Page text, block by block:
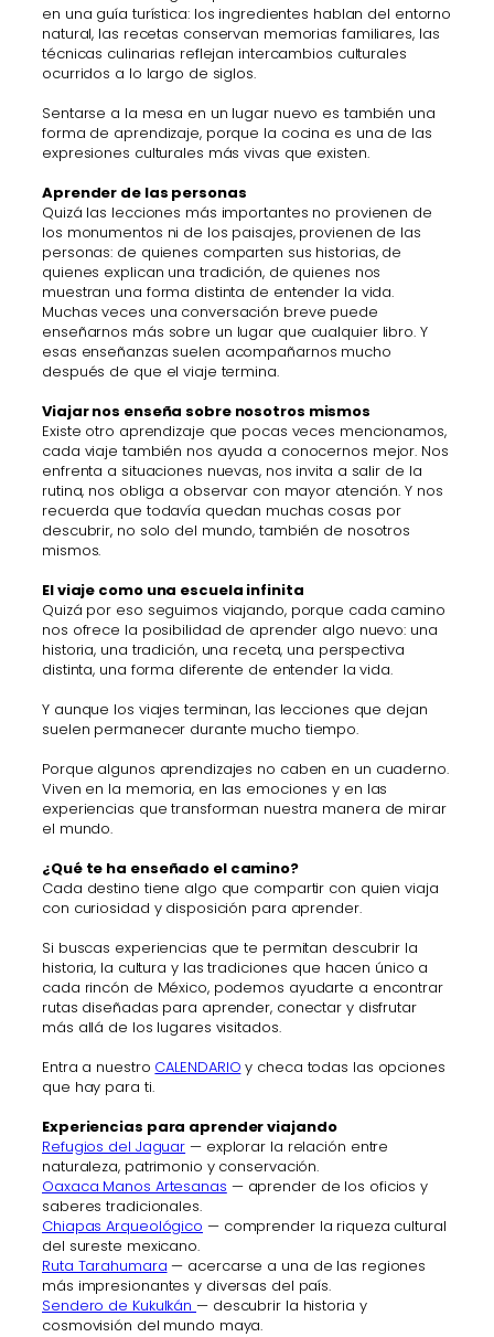
en una guía turística: los ingredientes hablan del entorno
natural, las recetas conservan memorias familiares, las
técnicas culinarias reflejan intercambios culturales
ocurridos a lo largo de siglos.
Sentarse a la mesa en un lugar nuevo es también una
forma de aprendizaje, porque la cocina es una de las
expresiones culturales más vivas que existen.
Aprender de las personas
Quizá las lecciones más importantes no provienen de
los monumentos ni de los paisajes, provienen de las
personas: de quienes comparten sus historias, de
quienes explican una tradición, de quienes nos
muestran una forma distinta de entender la vida.
Muchas veces una conversación breve puede
enseñarnos más sobre un lugar que cualquier libro. Y
esas enseñanzas suelen acompañarnos mucho
después de que el viaje termina.
Viajar nos enseña sobre nosotros mismos
Existe otro aprendizaje que pocas veces mencionamos,
cada viaje también nos ayuda a conocernos mejor. Nos
enfrenta a situaciones nuevas, nos invita a salir de la
rutina, nos obliga a observar con mayor atención. Y nos
recuerda que todavía quedan muchas cosas por
descubrir, no solo del mundo, también de nosotros
mismos.
El viaje como una escuela infinita
Quizá por eso seguimos viajando, porque cada camino
nos ofrece la posibilidad de aprender algo nuevo: una
historia, una tradición, una receta, una perspectiva
distinta, una forma diferente de entender la vida.
Y aunque los viajes terminan, las lecciones que dejan
suelen permanecer durante mucho tiempo.
Porque algunos aprendizajes no caben en un cuaderno.
Viven en la memoria, en las emociones y en las
experiencias que transforman nuestra manera de mirar
el mundo.
¿Qué te ha enseñado el camino?
Cada destino tiene algo que compartir con quien viaja
con curiosidad y disposición para aprender.
Si buscas experiencias que te permitan descubrir la
historia, la cultura y las tradiciones que hacen único a
cada rincón de México, podemos ayudarte a encontrar
rutas diseñadas para aprender, conectar y disfrutar
más allá de los lugares visitados.
Entra a nuestro CALENDARIO y checa todas las opciones
que hay para ti.
Experiencias para aprender viajando
Refugios del Jaguar — explorar la relación entre
naturaleza, patrimonio y conservación.
Oaxaca Manos Artesanas — aprender de los oficios y
saberes tradicionales.
Chiapas Arqueológico — comprender la riqueza cultural
del sureste mexicano.
Ruta Tarahumara — acercarse a una de las regiones
más impresionantes y diversas del país.
Sendero de Kukulkán — descubrir la historia y
cosmovisión del mundo maya.